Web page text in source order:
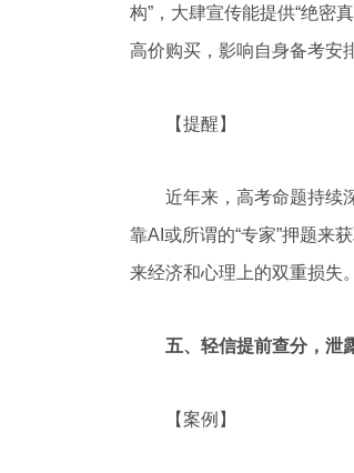
构”，大肆宣传能提供“绝密
高价购买，影响自身备考安
【提醒】
近年来，高考命题持续深
靠AI或所谓的“专家”押题来
来经济和心理上的双重损失。
五、轻信提前查分，泄
【案例】